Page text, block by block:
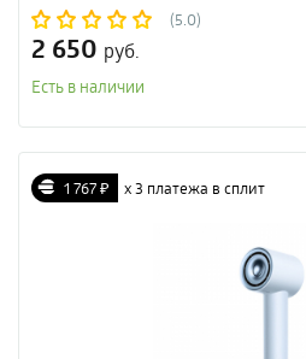
(5.0)
2 650 руб.
Есть в наличии
1 767 ₽ х 3 платежа в сплит